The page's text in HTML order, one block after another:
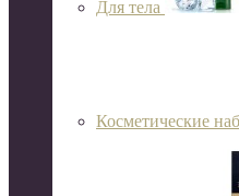
Для тела
Косметические